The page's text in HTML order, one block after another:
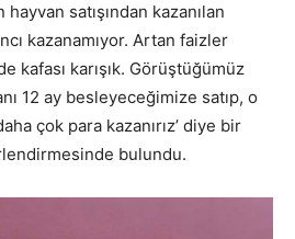
satışından kazanılan
kazanamıyor. Artan faizler
kafası karışık. Görüştüğümüz
12 ay besleyeceğimize satıp, o
çok para kazanırız’ diye bir
bulundu.